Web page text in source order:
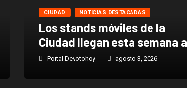
CIUDAD NOTICIAS DESTACADAS
Los stands móviles de la
Ciudad llegan esta semana a
Portal Devotohoy agosto 3, 2026